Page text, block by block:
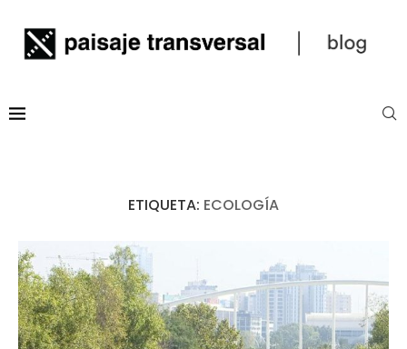
ETIQUETA: ECOLOGÍA